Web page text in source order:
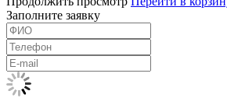
Заполните заявку